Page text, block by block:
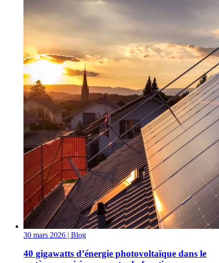
30 mars 2026 | Blog
40 gigawatts d’énergie photovoltaïque dans le